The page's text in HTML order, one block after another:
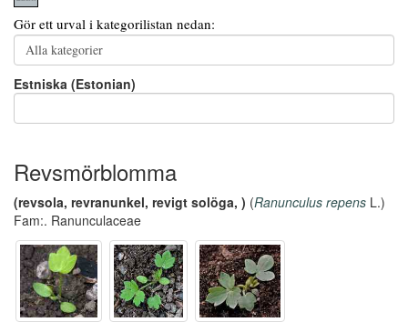
Gör ett urval i kategorilistan nedan:
Estniska (Estonian)
Revsmörblomma
(revsola, revranunkel, revigt solöga, ) (Ranunculus repens L.)
Fam:. Ranunculaceae